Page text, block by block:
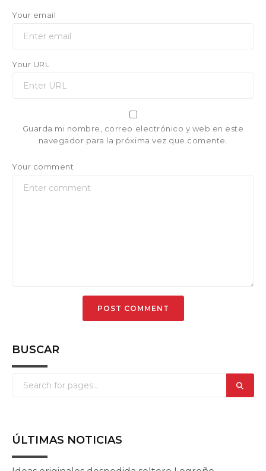
Your email
Your URL
Guarda mi nombre, correo electrónico y web en este
navegador para la próxima vez que comente.
Your comment
BUSCAR
ÚLTIMAS NOTICIAS